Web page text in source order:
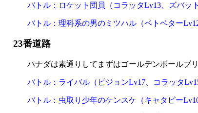
バトル：ロケット団員（コラッタLv13、ズバット
バトル：理科系の男のミツハル（ベトベター
23番道路
ハナダは素通りしてまずはゴールデンボールブリ
バトル：ライバル（ピジョンLv17、コラッタ
バトル：虫取り少年のケンスケ（キャタピー